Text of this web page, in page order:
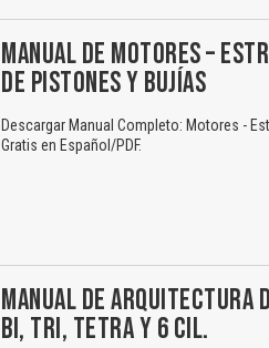
MANUAL DE MOTORES –
DE PISTONES Y BUJÍAS
Descargar Manual Completo: Motores -
Gratis en Español/PDF.
MANUAL DE ARQUITECTURA
BI, TRI, TETRA Y 6 CIL.